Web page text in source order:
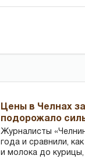
Цены в Челнах
подорожало
Журналисты
года и сравнили,
и молока до